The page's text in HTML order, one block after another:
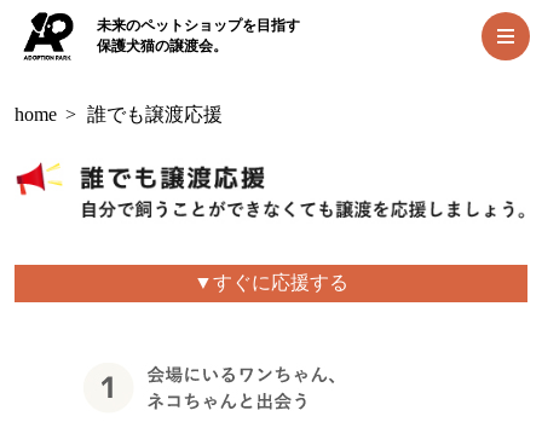
未来のペットショップを目指す
保護犬猫の譲渡会。
home > 誰でも譲渡応援
▼すぐに応援する